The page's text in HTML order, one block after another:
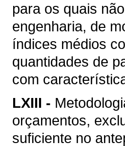
para os quais
engenharia, de
índices médios
quantidades de
com
LXIII -
orçamentos,
suficiente no